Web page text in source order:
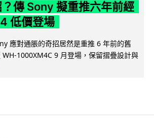
傳 Sony 擬重推六年前經
低價登場
應對通脹的奇招居然是重推 6 年前的舊
1000XM4C 9 月登場，保留摺疊設計與